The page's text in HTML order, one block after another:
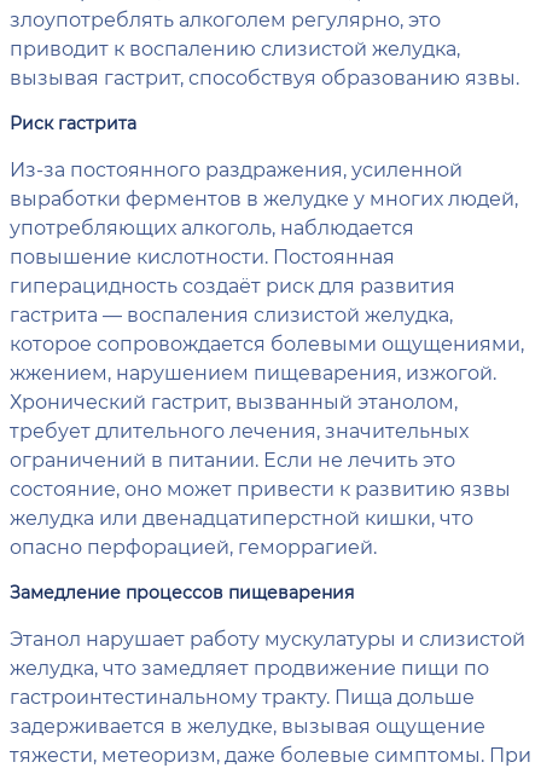
злоупотреблять алкоголем регулярно, это
приводит к воспалению слизистой желудка,
вызывая гастрит, способствуя образованию язвы.
Риск гастрита
Из-за постоянного раздражения, усиленной
выработки ферментов в желудке у многих людей,
употребляющих алкоголь, наблюдается
повышение кислотности. Постоянная
гиперацидность создаёт риск для развития
гастрита — воспаления слизистой желудка,
которое сопровождается болевыми ощущениями,
жжением, нарушением пищеварения, изжогой.
Хронический гастрит, вызванный этанолом,
требует длительного лечения, значительных
ограничений в питании. Если не лечить это
состояние, оно может привести к развитию язвы
желудка или двенадцатиперстной кишки, что
опасно перфорацией, геморрагией.
Замедление процессов пищеварения
Этанол нарушает работу мускулатуры и слизистой
желудка, что замедляет продвижение пищи по
гастроинтестинальному тракту. Пища дольше
задерживается в желудке, вызывая ощущение
тяжести, метеоризм, даже болевые симптомы. При